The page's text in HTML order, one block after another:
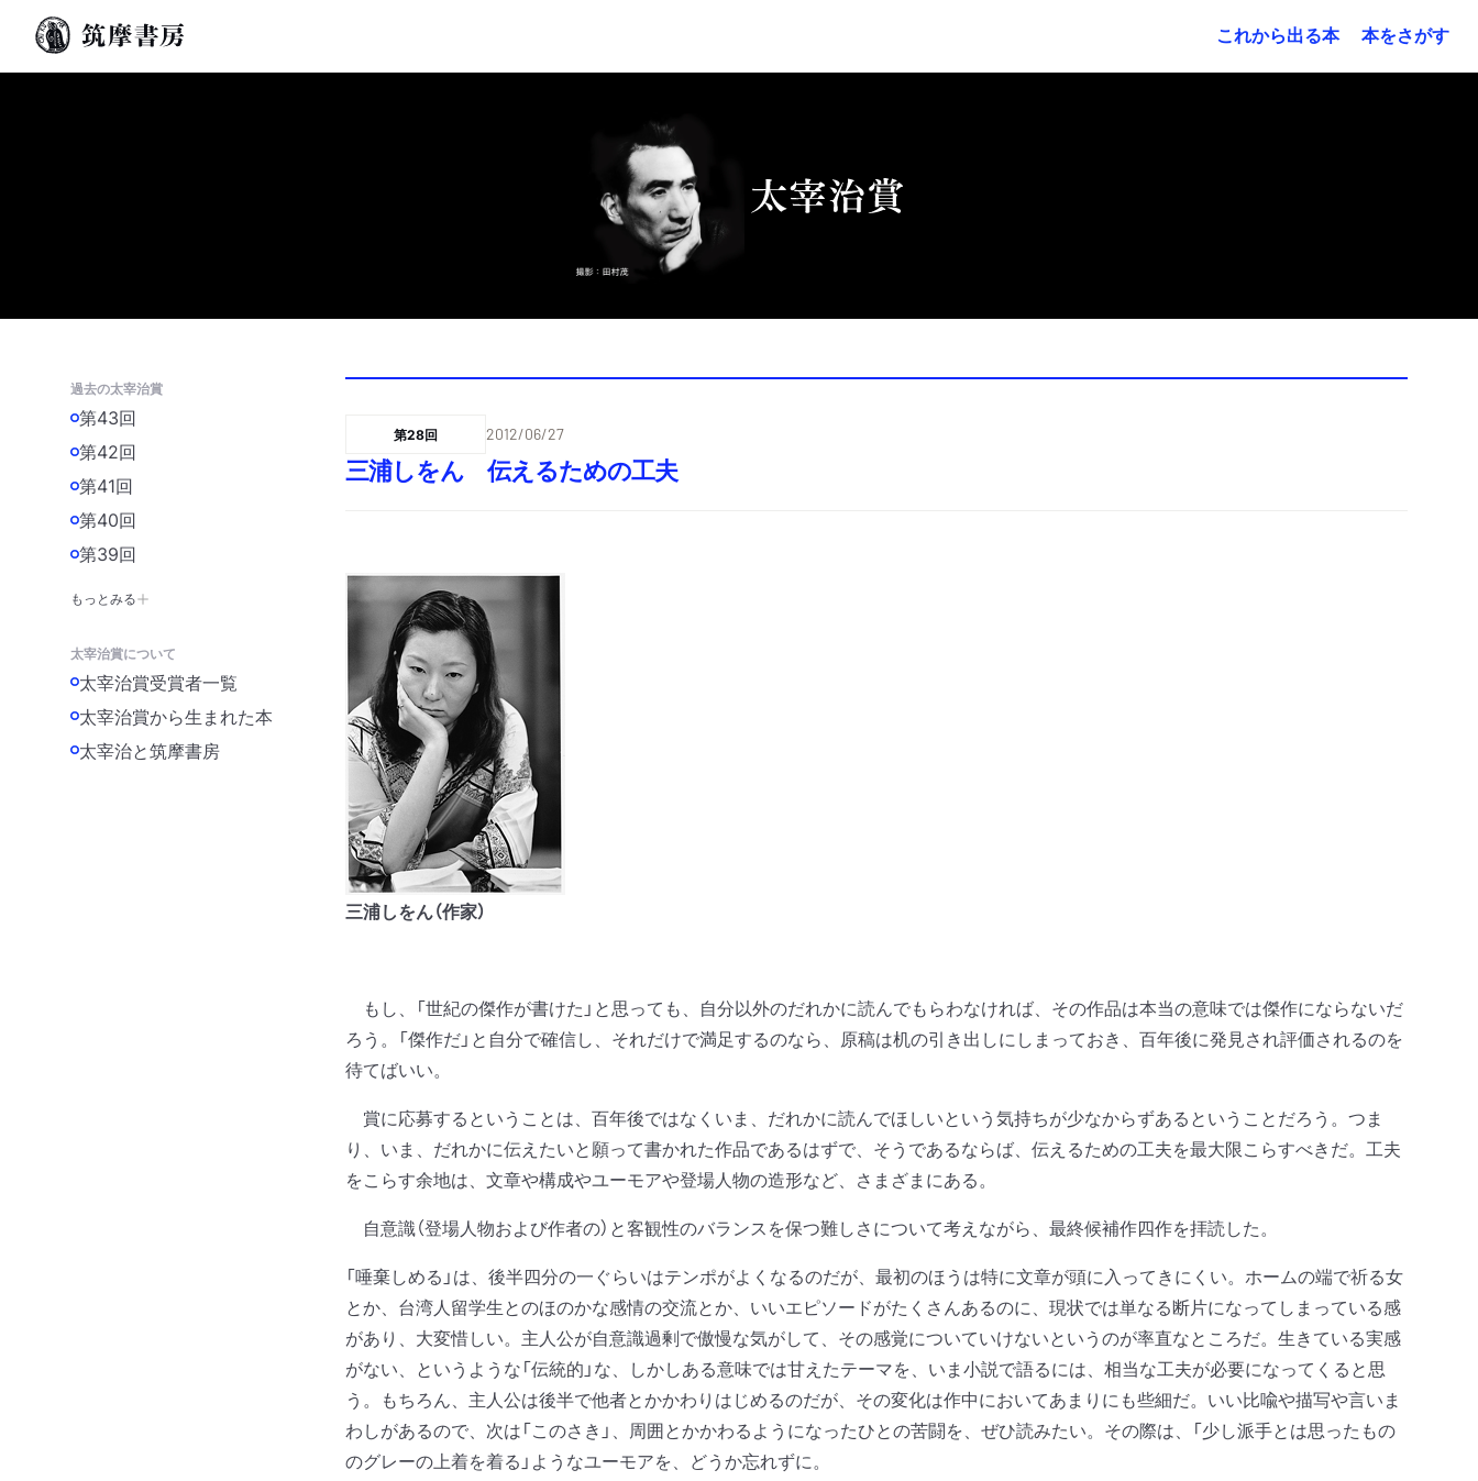
これから出る本 本をさがす
過去の太宰治賞
第43回
第42回
第41回
第40回
第39回
もっとみる
太宰治賞について
太宰治賞受賞者一覧
太宰治賞から生まれた本
太宰治と筑摩書房
第28回 2012/06/27
三浦しをん 伝えるための工夫
三浦しをん（作家）
もし、「世紀の傑作が書けた」と思っても、自分以外のだれかに読んでもらわなければ、その作品は本当の意味では傑作にならないだ
ろう。「傑作だ」と自分で確信し、それだけで満足するのなら、原稿は机の引き出しにしまっておき、百年後に発見され評価されるのを
待てばいい。
賞に応募するということは、百年後ではなくいま、だれかに読んでほしいという気持ちが少なからずあるということだろう。つま
り、いま、だれかに伝えたいと願って書かれた作品であるはずで、そうであるならば、伝えるための工夫を最大限こらすべきだ。工夫
をこらす余地は、文章や構成やユーモアや登場人物の造形など、さまざまにある。
自意識（登場人物および作者の）と客観性のバランスを保つ難しさについて考えながら、最終候補作四作を拝読した。
「唾棄しめる」は、後半四分の一ぐらいはテンポがよくなるのだが、最初のほうは特に文章が頭に入ってきにくい。ホームの端で祈る女
とか、台湾人留学生とのほのかな感情の交流とか、いいエピソードがたくさんあるのに、現状では単なる断片になってしまっている感
があり、大変惜しい。主人公が自意識過剰で傲慢な気がして、その感覚についていけないというのが率直なところだ。生きている実感
がない、というような「伝統的」な、しかしある意味では甘えたテーマを、いま小説で語るには、相当な工夫が必要になってくると思
う。もちろん、主人公は後半で他者とかかわりはじめるのだが、その変化は作中においてあまりにも些細だ。いい比喩や描写や言いま
わしがあるので、次は「このさき」、周囲とかかわるようになったひとの苦闘を、ぜひ読みたい。その際は、「少し派手とは思ったもの
のグレーの上着を着る」ようなユーモアを、どうか忘れずに。